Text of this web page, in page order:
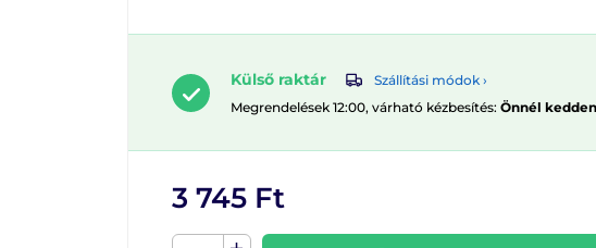
Külső raktár
Szállítási módok ›
Megrendelések 12:00, várható kézbesítés: Önnél kedden
3 745 Ft